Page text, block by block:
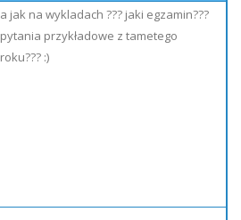
a jak na wykladach ??? jaki egzamin???
pytania przykładowe z tametego
roku??? :)